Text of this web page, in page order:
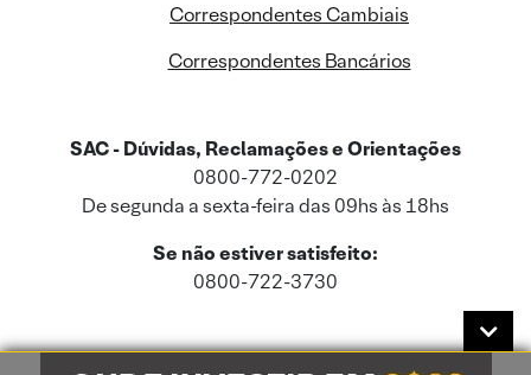
Correspondentes Cambiais
Correspondentes Bancários
SAC - Dúvidas, Reclamações e Orientações
0800-772-0202
De segunda a sexta-feira das 09hs às 18hs
Se não estiver satisfeito:
0800-722-3730